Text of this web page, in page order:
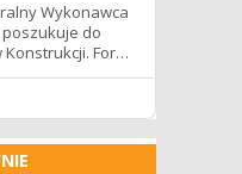
Wykonawca
do
Forma
–